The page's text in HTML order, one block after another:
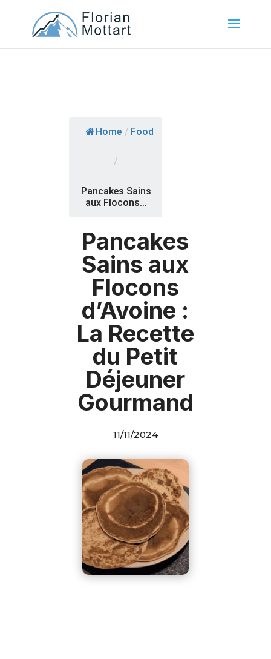
Home / Food
/
Pancakes Sains
aux Flocons...
Pancakes
Sains aux
Flocons
d’Avoine :
La Recette
du Petit
Déjeuner
Gourmand
11/11/2024